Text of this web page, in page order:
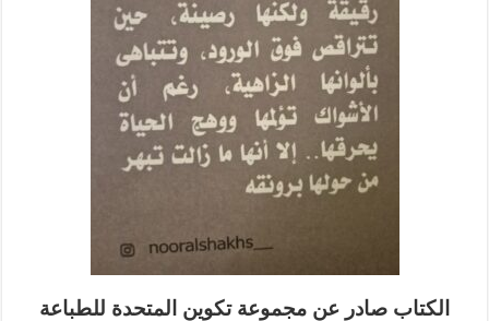
الكتاب صادر عن مجموعة تكوين المتحدة للطباعة